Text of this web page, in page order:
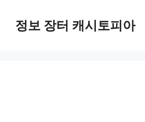
content정보 장터 캐시토피아